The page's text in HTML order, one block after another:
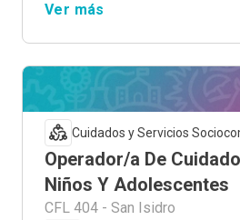
Ver más
Cuidados y Servicios
Operador/a De
Niños Y Adolescentes
CFL 404 - San Isidro